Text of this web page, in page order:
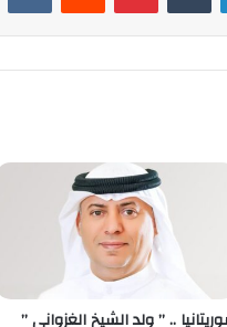
.. ” ولد الشيخ الغزواني ”